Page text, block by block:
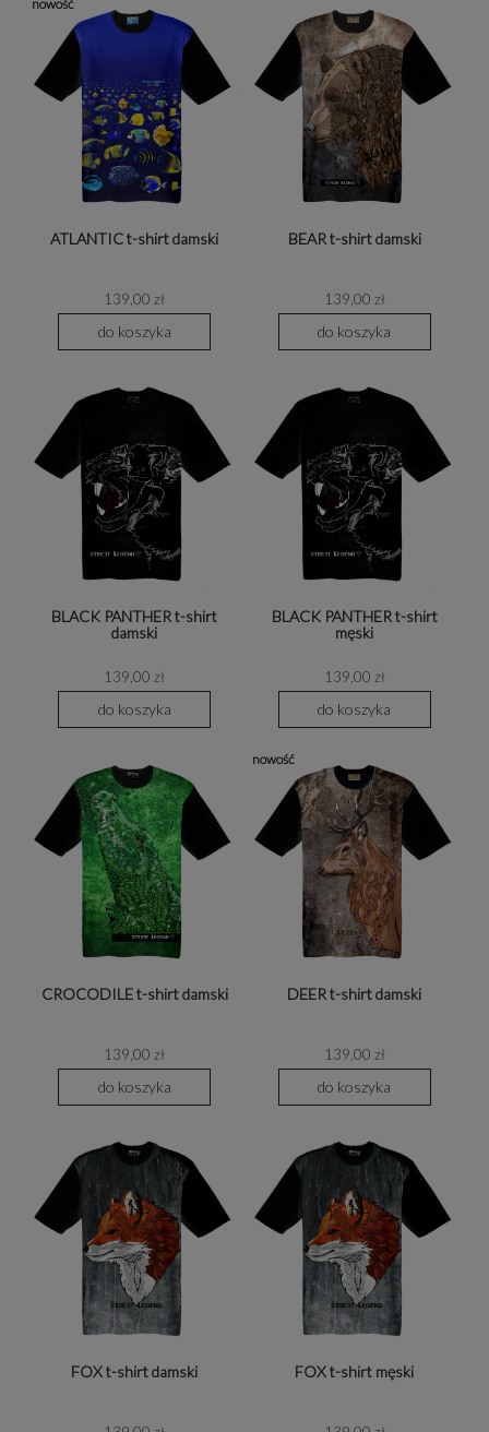
ATLANTIC t-shirt damski
139,00 zł
do koszyka
nowość
BEAR t-shirt damski
139,00 zł
do koszyka
BLACK PANTHER t-shirt
damski
139,00 zł
do koszyka
BLACK PANTHER t-shirt
męski
139,00 zł
do koszyka
CROCODILE t-shirt damski
139,00 zł
do koszyka
DEER t-shirt damski
139,00 zł
do koszyka
nowość
FOX t-shirt damski FOX t-shirt męski